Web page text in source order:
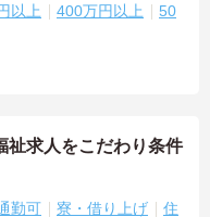
以上 400万円以上
50
祉求人をこだわり条件
勤可 寮・借り上げ
住